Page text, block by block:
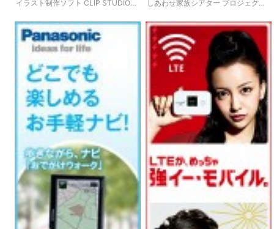
イラスト制作ソフト CLIP STUDIO
しあわせ家族シアター プロジェクタ